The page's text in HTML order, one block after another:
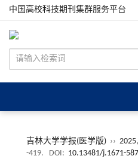
中国高校科技期刊集群服务平台
吉林大学学报(医学版) ››
-419.
DOI: 10.13481/j.1671-